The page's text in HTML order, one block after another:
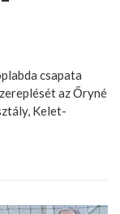
csapata
az Őryné
Kelet-